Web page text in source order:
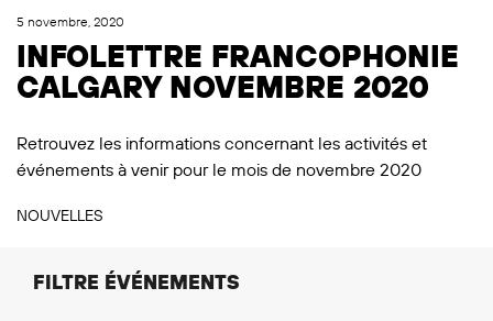
5 novembre, 2020
INFOLETTRE FRANCOPHONIE
CALGARY NOVEMBRE 2020
Retrouvez les informations concernant les activités et
événements à venir pour le mois de novembre 2020
NOUVELLES
FILTRE ÉVÉNEMENTS